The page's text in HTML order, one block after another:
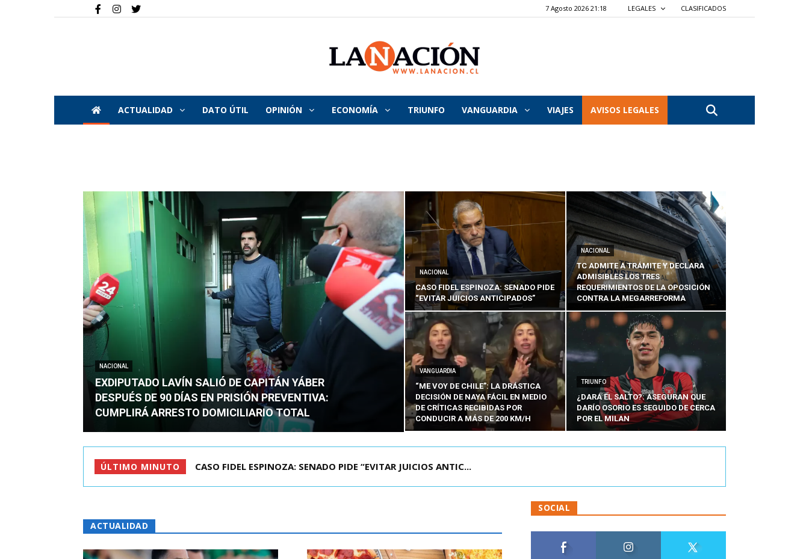
7 Agosto 2026 21:18 LEGALES CLASIFICADOS
La
Nación
ACTUALIDAD DATO ÚTIL OPINIÓN ECONOMÍA TRIUNFO VANGUARDIA VIAJES AVISOS LEGALES
NACIONAL
EXDIPUTADO LAVÍN SALIÓ DE CAPITÁN YÁBER
DESPUÉS DE 90 DÍAS EN PRISIÓN PREVENTIVA:
CUMPLIRÁ ARRESTO DOMICILIARIO TOTAL
NACIONAL
CASO FIDEL ESPINOZA: SENADO PIDE
“EVITAR JUICIOS ANTICIPADOS”
NACIONAL
TC ADMITE A TRÁMITE Y DECLARA
ADMISIBLES LOS TRES
REQUERIMIENTOS DE LA OPOSICIÓN
CONTRA LA MEGARREFORMA
VANGUARDIA
“ME VOY DE CHILE”: LA DRÁSTICA
DECISIÓN DE NAYA FÁCIL EN MEDIO
DE CRÍTICAS RECIBIDAS POR
CONDUCIR A MÁS DE 200 KM/H
TRIUNFO
¿DARÁ EL SALTO?: ASEGURAN QUE
DARÍO OSORIO ES SEGUIDO DE CERCA
POR EL MILAN
ÚLTIMO MINUTO CASO FIDEL ESPINOZA: SENADO PIDE “EVITAR JUICIOS ANTIC...
TC ADMITE A TRÁMITE Y DECLARA ADMISIBLES LOS TRES REQU...
ACTUALIDAD
SOCIAL